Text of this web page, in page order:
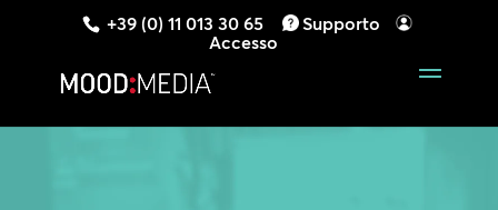
+39 (0) 11 013 30 65
Supporto
Accesso